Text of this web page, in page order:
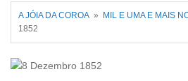
A JÓIA DA COROA » MIL E UMA E MAIS
1852